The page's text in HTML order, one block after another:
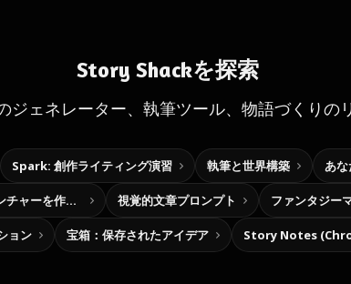
Story Shackを探索
ジェネレーター、執筆ツール、物語づくりの
Spark: 創作ライティング演習 執筆と世界構築 あ
自分だけの選択型アドベンチャーを作ろう 視覚的文章プロンプト ファンタジー
ョン 宝箱：保存されたアイデア Story Notes